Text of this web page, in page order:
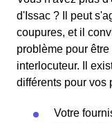
d'Issac ? Il peut
coupures, et il
problème pour
interlocuteur. Il
différents pour vos
Votre